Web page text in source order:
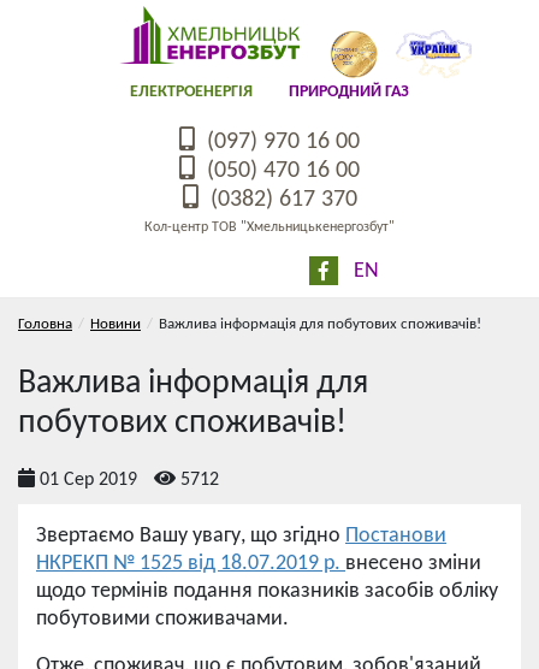
ЕЛЕКТРОЕНЕРГІЯ ПРИРОДНИЙ ГАЗ
(097) 970 16 00
(050) 470 16 00
(0382) 617 370
Кол-центр ТОВ "Хмельницькенергозбут"
EN
Головна Новини Важлива інформація для побутових споживачів!
Важлива інформація для
побутових споживачів!
01 Сер 2019 5712
Звертаємо Вашу увагу, що згідно Постанови
НКРЕКП № 1525 від 18.07.2019 р. внесено зміни
щодо термінів подання показників засобів обліку
побутовими споживачами.